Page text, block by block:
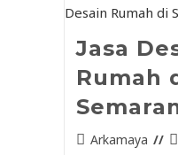
Jasa
Rumah
Arkamaya